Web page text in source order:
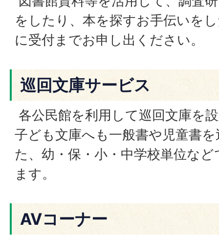
をしたり、本を探すお手伝いを
に受付までお申し出ください。
巡回文庫サービス
各公民館を利用して巡回文庫を
子ども文庫へも一般書や児童書
た、幼・保・小・中学校単位な
ます。
AVコーナー